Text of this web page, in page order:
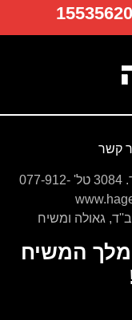
15535620
קשר
שד' עצמאות 67, בת ים, עיר הגאולה ת.ד. 3084 טל' 077-912-
גאולה ומשיח
מלך המשיח